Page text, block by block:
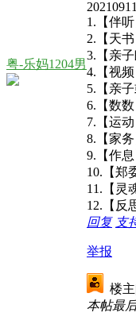
粤-乐妈1204男
1.【伴
2.【天
3.【亲
4.【视
5.【亲
6.【数
7.【运
8.【家
9.【作息
10.【郑
11.【灵
12.【反
回复 支
举报
楼主
本帖最